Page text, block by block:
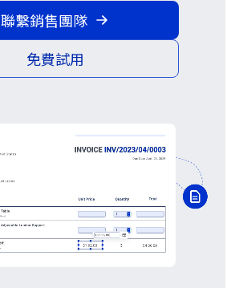
聯繫銷售團隊
免費試用